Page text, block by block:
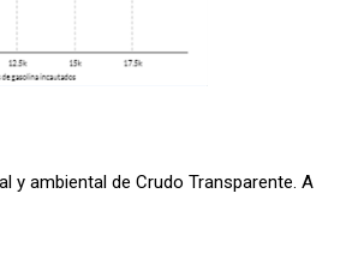
y ambiental de Crudo Transparente. A